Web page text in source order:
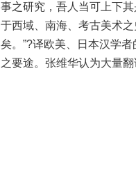
事之研究，吾人当可上下
于西域、南海、考古美术
矣。”?译欧美、日本汉学
之要途。张维华认为大量